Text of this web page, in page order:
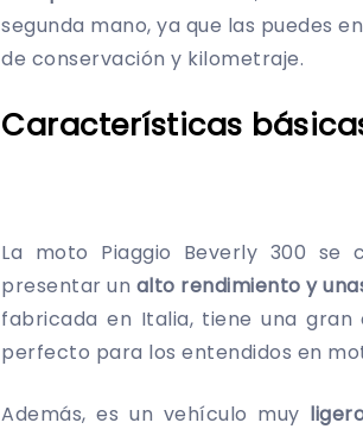
segunda mano, ya que las puedes
de conservación y kilometraje.
Características
La moto Piaggio Beverly 300
presentar un alto rendimiento y
fabricada en Italia, tiene una
perfecto para los entendidos en
Además, es un vehículo muy